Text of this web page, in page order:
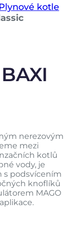
kotle
nerezovým
mezi
kotlů
vody, je
s podsvícením
knoflíků
MAGO